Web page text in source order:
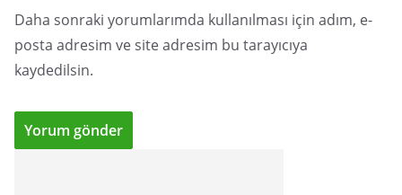
Daha sonraki yorumlarımda kullanılması için adım, e-
posta adresim ve site adresim bu tarayıcıya
kaydedilsin.